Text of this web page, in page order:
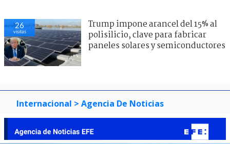
26
visitas
Trump impone arancel del 15% al
polisilicio, clave para fabricar
paneles solares y semiconductores
Internacional > Agencia De Noticias